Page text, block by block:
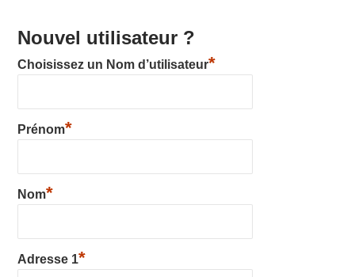
Nouvel utilisateur ?
Choisissez un Nom d’utilisateur*
Prénom*
Nom*
Adresse 1*